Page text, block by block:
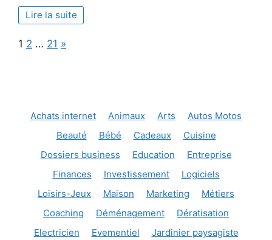
vous
?
Lire la suite
Page:
1 2 … 21 Next
»
Achats internet Animaux Arts
Autos Motos
Beauté
Bébé Cadeaux
Cuisine
Dossiers business
Education
Entreprise
Finances
Investissement
Logiciels
Loisirs-Jeux
Maison Marketing
Métiers
Coaching
Déménagement
Dératisation
Electricien
Evementiel Jardinier paysagiste